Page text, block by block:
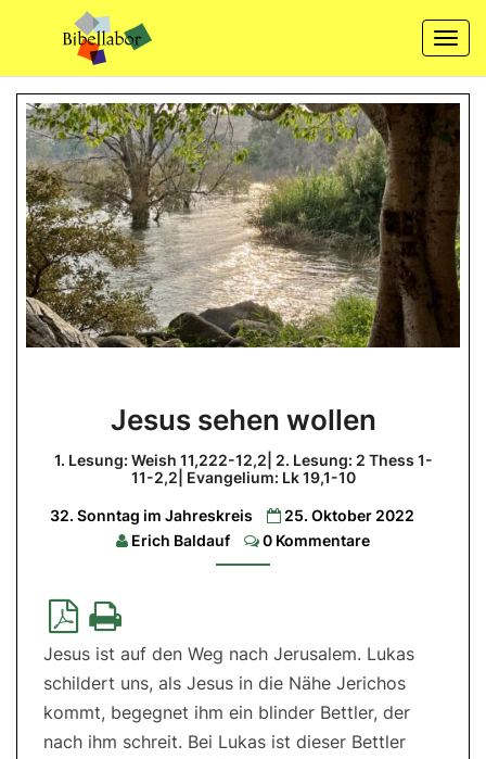
content
sehen
wollen
1.
Weish
12,2|
2,2|
Lk
10
Jesus sehen wollen
1. Lesung: Weish 11,222-12,2| 2. Lesung: 2 Thess 1-
11-2,2| Evangelium: Lk 19,1-10
32. Sonntag im Jahreskreis
25. Oktober 2022
Erich Baldauf
Comments
0 Kommentare
Jesus ist auf den Weg nach Jerusalem. Lukas
schildert uns, als Jesus in die Nähe Jerichos
kommt, begegnet ihm ein blinder Bettler, der
nach ihm schreit. Bei Lukas ist dieser Bettler